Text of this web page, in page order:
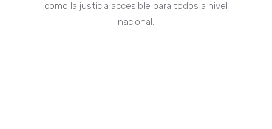
como la justicia accesible para todos a nivel
nacional.